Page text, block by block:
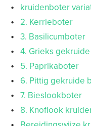
kruidenboter
2. Kerrieboter
3. Basilicumboter
4. Grieks
5. Paprikaboter
6. Pittig gekruide
7. Bieslookboter
8. Knoflook